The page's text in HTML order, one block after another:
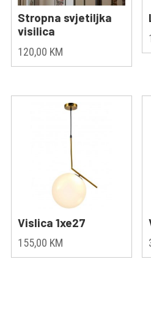
Stropna svjetiljka
visilica
120,00 KM
Vislica 1xe27
155,00 KM